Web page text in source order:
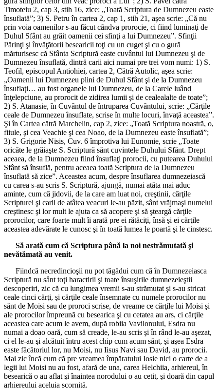
Timoteiu 2, cap 3, stih 16, zice: „Toată Scriptura de Dumnezeu easte
însuflată”; 3) S. Petru în cartea 2, cap 1, stih 21, aşea scrie: „Că nu
prin voia oamenilor s-au făcut cândva prorocie, ci fiind luminaţi de
Duhul Sfânt au grăit oamenii cei sfinţi a lui Dumnezeu”. Sfinţii
Părinţi şi învăţătorii besearicii toţi cu un cuget şi cu o gură
mărturisesc că Sfânta Scriptură easte cuvântul lui Dumnezeu şi de
Dumnezeu însuflată, dintră carii aici numai pre trei vom numi: 1) S.
Teofil, episcopul Antiohiei, cartea 2, Cătră Autolic, aşea scrie:
„Oamenii lui Dumnezeu plini de Duhul Sfânt şi de la Dumnezeu
însuflaţi… au fost organele lui Dumnezeu, de la Carele luând
înţelepciune, au prorocit de zidirea lumii şi de cealealalte de toate”;
2) S. Atanasie, în Cuvântul de întruparea Cuvântului, scrie: „Cărţile
ceale de Dumnezeu însuflate, scrise în multe locuri, învaţă aceastea”.
Şi în Cartea cătră Marchelin, cap 2, zice: „Toată Scriptura noastră, o,
fiiule, şi cea Veachie şi cea Noao, de la Dumnezeu easte însuflată”;
3) S. Grigorie Nisis, Cuv. 6 împrotiva lui Eunomie, scrie „Toate
oricâte le grăiaşte S. Scriptură sânt cuvintele Duhului Sfânt. Drept
aceaea, de la Dumnezeu fiind însuflaţi prorocii, cu putearea Duhului
Sfânt să însuflă, pentru aceaea toată Scriptura de la Dumnezeu
însuflată să zice”. Aceastea acum, despre însuflarea dumnezeiască
cu carea s-au scris S. Scriptură, ajungă, numai atâta mai aduc
aminte, cum că jidovii, de la care am luat noi, creştinii, cărţile
Scripturei şi carii de atâtea veacuri le-au păzit, sânt vrăjmaşi numelui
creştinesc şi lor mult le ajuta ca să acopere şi să şteargă cărţile
prorocilor, care foarte mult îi arată pre ei rătăciţi, însă şi ei cărţile
aceastea adevărate le cunosc şi în toată lumea le poartă şi le cinstesc.
Să arată cum că Scriptura până la noi nestrămutată şi
nevătămată au venit.
Fiindcă necredincioşii nu pot tăgădui cum că în Dumnezeiasca
Scriptură nu sânt toţi haractirii şi toate însuşirile dumnezeieştii
descoperiri, zic că cu lungimea vremii s-au strămutat şi s-au stricat
ceale cinci cărţi, şi cărţile ceale însemnate cu numele prorocilor nu
sânt de Moisi sau de proroci scrise, de vreame ce cărţile lui Moisi şi
ale prorocilor împreună cu besearica şi cu cetatea au ars, ci cărţile
aceastea care acum le avem, după robiia Vavilonului, Esdra nu
numai a doao oară, cum să creade, le-au scris şi în rând le-au aşezat,
ci el le-au şi alcătuit întru acest chip cum acum sânt, şi aşea Esdra
easte făcătoriul lor, nu Moisi, nu Iisus Navi sau David, au prorocii.
Mai zic încă cum că pre vreamea împăratului Iosie nici o carte de a
legii lui Moisi nu au fost, afară de una, carea Helchiia, arhiereul, în
besearică o au aflat şi înaintea norodului o au cetit, şi doară din capul
arhiereului aceluia scornită.